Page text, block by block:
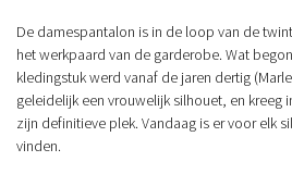
De damespantalon is in de loop van de
het werkpaard van de garderobe. Wat
kledingstuk werd vanaf de jaren dertig
geleidelijk een vrouwelijk silhouet, en kreeg
zijn definitieve plek. Vandaag is er voor elk
vinden.